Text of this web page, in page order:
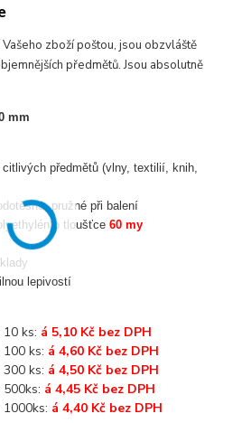
zboží poštou, jsou obzvláště
předmětů. Jsou absolutně
mm
předmětů (vlny, textilií, knih,
pružné při balení
o tloušťce60 my
lepivostí
ks: á 5,10 Kč bez DPH
ks: á 4,60 Kč bez DPH
ks: á 4,50 Kč bez DPH
á 4,45 Kč bez DPH
á 4,40 Kč bez DPH